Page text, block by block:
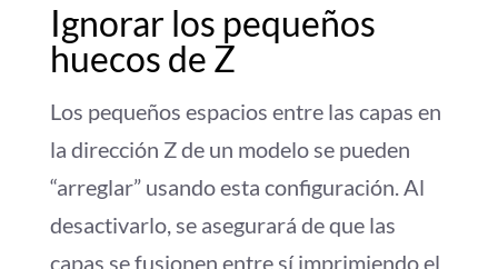
Ignorar los pequeños
huecos de Z
Los pequeños espacios entre las capas en
la dirección Z de un modelo se pueden
“arreglar” usando esta configuración. Al
desactivarlo, se asegurará de que las
capas se fusionen entre sí imprimiendo el